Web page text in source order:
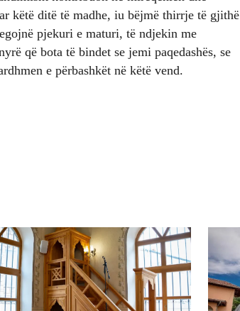
këtë ditë të madhe, iu bëjmë thirrje të gjithë
pjekuri e maturi, të ndjekin me
që bota të bindet se jemi paqedashës, se
e përbashkët në këtë vend.